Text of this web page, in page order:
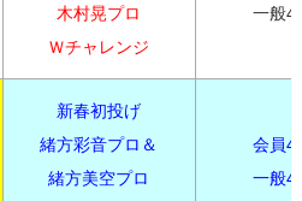
木村晃プロ
Ｗチャレンジ
一般
新春初投げ
緒方彩音プロ＆
緒方美空プロ
会員
一般